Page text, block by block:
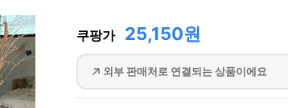
쿠팡가 25,150원
외부 판매처로 연결되는 상품이에요